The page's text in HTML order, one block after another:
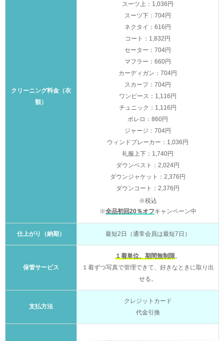
クリーニング料金（衣
類）
スーツ上：1,036円
スーツ下：704円
ネクタイ：616円
コート：1,832円
セーター：704円
マフラー：660円
カーディガン：704円
スカーフ：704円
ワンピース：1,116円
チュニック：1,116円
ボレロ：860円
ジャージ：704円
ウィンドブレーカー：1,036円
礼服上下：1,740円
ダウンベスト：2,024円
ダウンジャケット：2,376円
ダウンコート：2,376円
※税込
※全品初回20％オフキャンペーン中
仕上がり（納期） 最短2日（通常会員は最短7日）
保管サービス
１着単位、期間無制限。
１着ずつ写真で管理できて、好きなときに取り出
せる。
支払方法
クレジットカード
代金引換